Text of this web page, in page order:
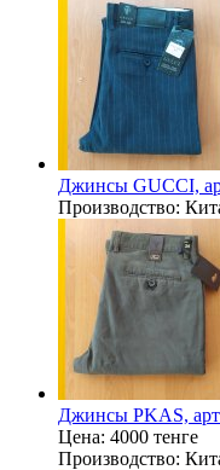
Джинсы GUCCI,
Производство:
Джинсы PKAS,
Цена: 4000 тенге
Производство: